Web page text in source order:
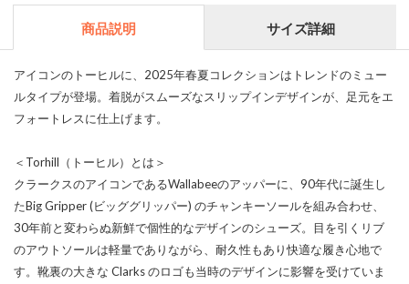
商品説明 サイズ詳細
アイコンのトーヒルに、2025年春夏コレクションはトレンドのミュー
ルタイプが登場。着脱がスムーズなスリップインデザインが、足元をエ
フォートレスに仕上げます。
＜Torhill（トーヒル）とは＞
クラークスのアイコンであるWallabeeのアッパーに、90年代に誕生し
たBig Gripper (ビッググリッパー) のチャンキーソールを組み合わせ、
30年前と変わらぬ新鮮で個性的なデザインのシューズ。目を引くリブ
のアウトソールは軽量でありながら、耐久性もあり快適な履き心地で
す。靴裏の大きな Clarks のロゴも当時のデザインに影響を受けていま